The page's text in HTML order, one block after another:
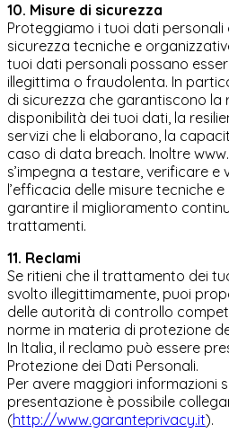
10. Misure di sicurezza
Proteggiamo i tuoi dati personali
sicurezza tecniche e
tuoi dati personali possano
illegittima o fraudolenta. In
di sicurezza che garantiscono la
disponibilità dei tuoi dati, la
servizi che li elaborano, la
caso di data breach. Inoltre
s’impegna a testare, verificare
l’efficacia delle misure tecniche
garantire il miglioramento
trattamenti.
11. Reclami
Se ritieni che il trattamento dei
svolto illegittimamente, puoi
delle autorità di controllo
norme in materia di protezione
In Italia, il reclamo può essere
Protezione dei Dati Personali.
Per avere maggiori informazioni
presentazione è possibile
(http://www.garanteprivacy.it).